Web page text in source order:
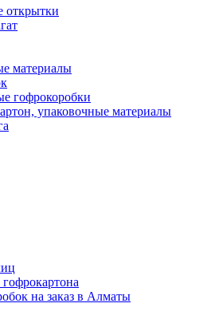
открытки
материалы
гофрокоробки
упаковочные материалы
на заказ в Алматы